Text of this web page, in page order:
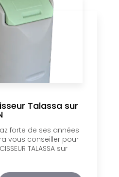
Talassa sur
forte de ses années
vous conseiller pour
TALASSA sur